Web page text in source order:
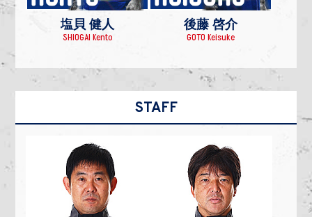
塩貝 健人
SHIOGAI Kento
後藤 啓介
GOTO Keisuke
STAFF